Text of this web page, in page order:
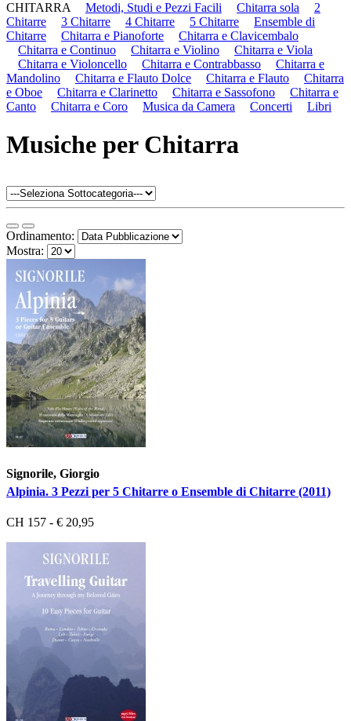
CHITARRA
Metodi, Studi e Pezzi Facili Chitarra sola
2
Chitarre
3 Chitarre 4 Chitarre 5 Chitarre
Ensemble di
Chitarre
Chitarra e Pianoforte
Chitarra e Clavicembalo
Chitarra e Continuo
Chitarra e Violino
Chitarra e Viola
Chitarra e Violoncello
Chitarra e Contrabbasso
Chitarra e
Mandolino
Chitarra e Flauto Dolce Chitarra e Flauto
Chitarra
e Oboe
Chitarra e Clarinetto Chitarra e Sassofono
Chitarra e
Canto
Chitarra e Coro Musica da Camera Concerti Libri
Musiche per Chitarra
Ordinamento:
Mostra:
Signorile, Giorgio
Alpinia. 3 Pezzi per 5 Chitarre o Ensemble di Chitarre (2011)
CH 157 - € 20,95